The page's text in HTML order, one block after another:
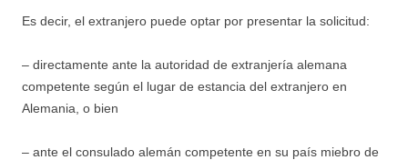
Es decir, el extranjero puede optar por presentar la solicitud:
– directamente ante la autoridad de extranjería alemana
competente según el lugar de estancia del extranjero en
Alemania, o bien
– ante el consulado alemán competente en su país miebro de